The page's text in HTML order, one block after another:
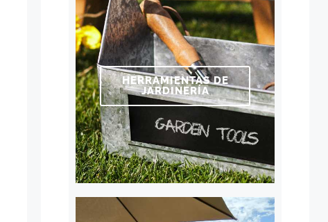
HERRAMIENTAS DE
JARDINERÍA